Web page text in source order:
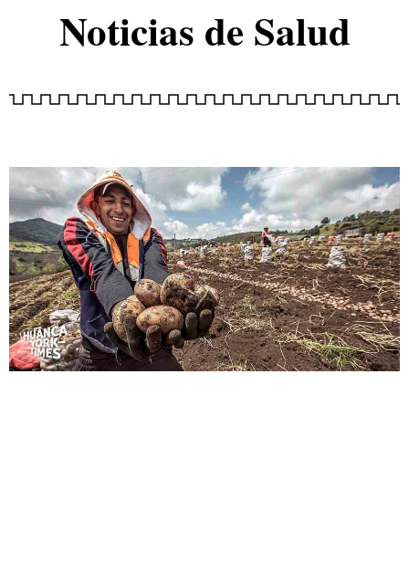
Noticias de Salud